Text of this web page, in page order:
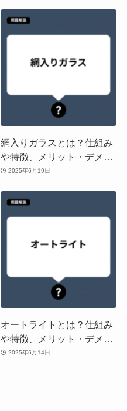
違いを解説
網入りガラスとは？仕組み
や特徴、メリット・デメリ
ットや「強化ガラス」「合
説
2025年6月19日
オートライトとは？仕組み
や特徴、メリット・デメリ
ットや「センサーライト」
2025年6月14日